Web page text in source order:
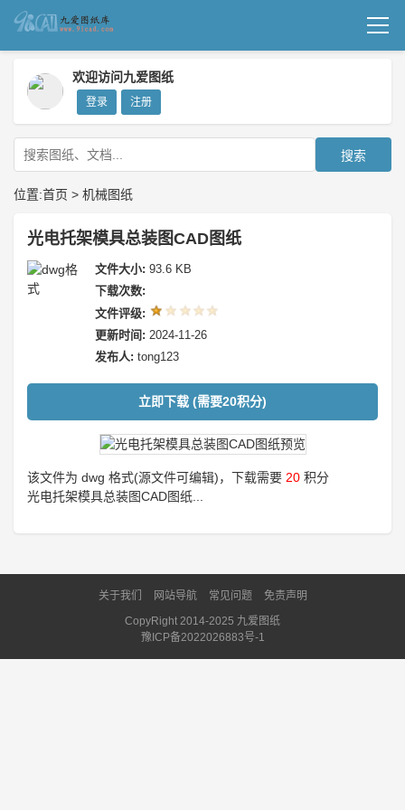
机械图纸
成套图纸
技术文档
我要上传
欢迎访问九爱图纸
登录 注册
搜索
位置:首页 > 机械图纸
光电托架模具总装图CAD图纸
文件大小: 93.6 KB
下载次数:
文件评级:
更新时间: 2024-11-26
发布人: tong123
立即下载 (需要20积分)
该文件为 dwg 格式(源文件可编辑)，下载需要 20 积分
光电托架模具总装图CAD图纸...
关于我们 网站导航 常见问题
免责声明
CopyRight 2014-2025 九爱图纸
豫ICP备2022026883号-1